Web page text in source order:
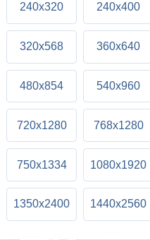
240x320 240x400
320x568 360x640
480x854 540x960
720x1280 768x1280
750x1334 1080x1920
1350x2400 1440x2560